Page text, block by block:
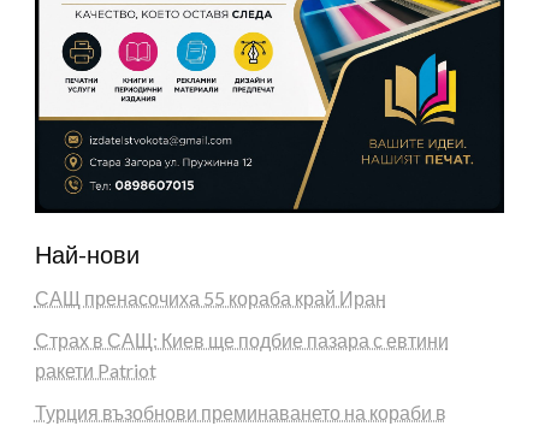
Най-нови
САЩ пренасочиха 55 кораба край Иран
Страх в САЩ: Киев ще подбие пазара с евтини
ракети Patriot
Турция възобнови преминаването на кораби в